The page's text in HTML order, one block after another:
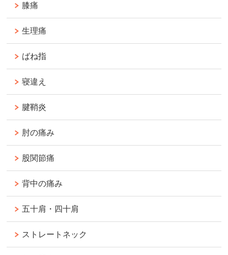
膝痛
生理痛
ばね指
寝違え
腱鞘炎
肘の痛み
股関節痛
背中の痛み
五十肩・四十肩
ストレートネック